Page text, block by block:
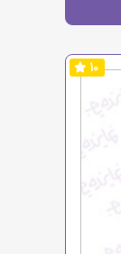
10